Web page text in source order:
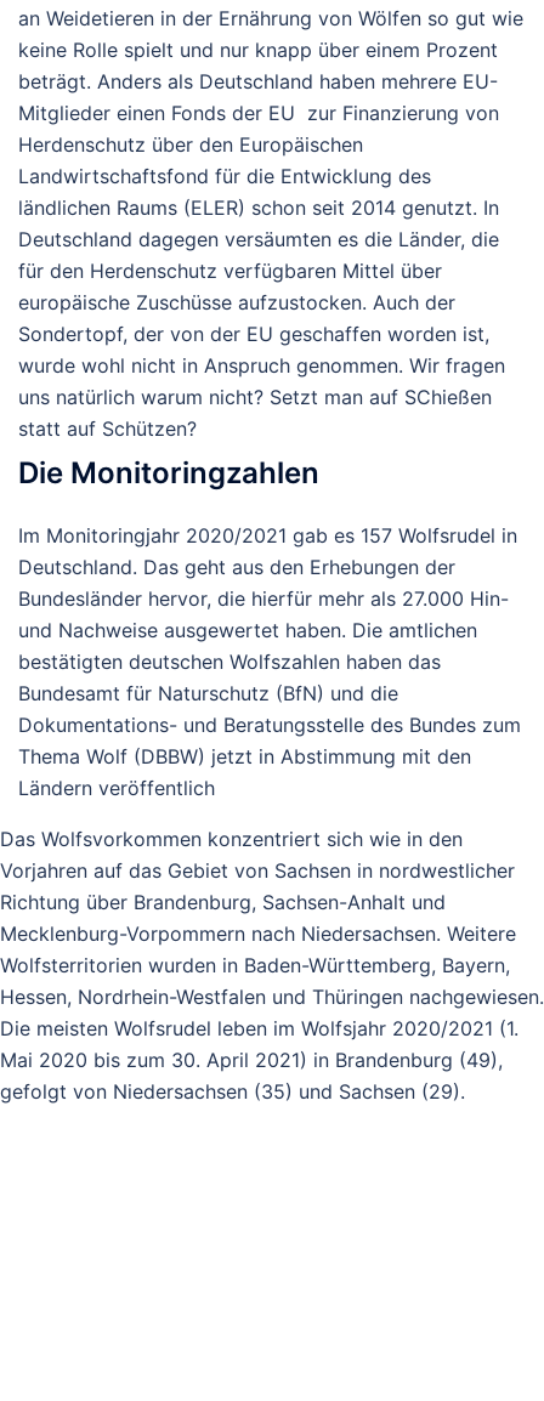
an Weidetieren in der Ernährung von Wölfen so gut wie
keine Rolle spielt und nur knapp über einem Prozent
beträgt. Anders als Deutschland haben mehrere EU-
Mitglieder einen Fonds der EU zur Finanzierung von
Herdenschutz über den Europäischen
Landwirtschaftsfond für die Entwicklung des
ländlichen Raums (ELER) schon seit 2014 genutzt. In
Deutschland dagegen versäumten es die Länder, die
für den Herdenschutz verfügbaren Mittel über
europäische Zuschüsse aufzustocken. Auch der
Sondertopf, der von der EU geschaffen worden ist,
wurde wohl nicht in Anspruch genommen. Wir fragen
uns natürlich warum nicht? Setzt man auf SChießen
statt auf Schützen?
Die Monitoringzahlen
Im Monitoringjahr 2020/2021 gab es 157 Wolfsrudel in
Deutschland. Das geht aus den Erhebungen der
Bundesländer hervor, die hierfür mehr als 27.000 Hin-
und Nachweise ausgewertet haben. Die amtlichen
bestätigten deutschen Wolfszahlen haben das
Bundesamt für Naturschutz (BfN) und die
Dokumentations- und Beratungsstelle des Bundes zum
Thema Wolf (DBBW) jetzt in Abstimmung mit den
Ländern veröffentlich
Das Wolfsvorkommen konzentriert sich wie in den
Vorjahren auf das Gebiet von Sachsen in nordwestlicher
Richtung über Brandenburg, Sachsen-Anhalt und
Mecklenburg-Vorpommern nach Niedersachsen. Weitere
Wolfsterritorien wurden in Baden-Württemberg, Bayern,
Hessen, Nordrhein-Westfalen und Thüringen nachgewiesen.
Die meisten Wolfsrudel leben im Wolfsjahr 2020/2021 (1.
Mai 2020 bis zum 30. April 2021) in Brandenburg (49),
gefolgt von Niedersachsen (35) und Sachsen (29).